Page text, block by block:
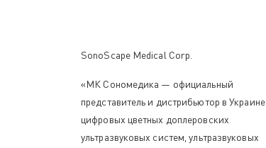
SonoScape Medical Corp.
«МК Сономедика — официальный
представитель и дистрибьютор в Украине
цифровых цветных доплеровских
ультразвуковых систем, ультразвуковых